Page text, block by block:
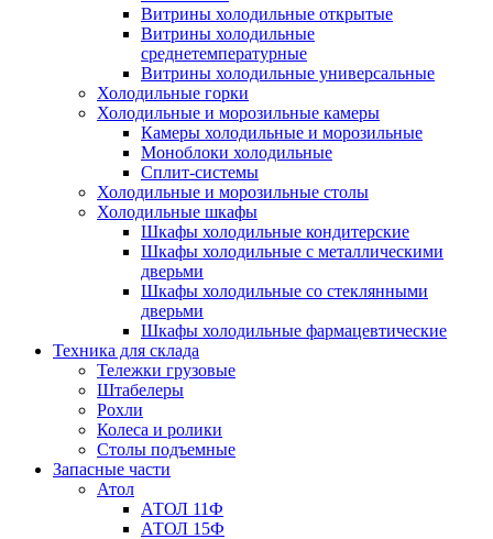
Витрины холодильные открытые
Витрины холодильные
среднетемпературные
Витрины холодильные универсальные
Холодильные горки
Холодильные и морозильные камеры
Камеры холодильные и морозильные
Моноблоки холодильные
Сплит-системы
Холодильные и морозильные столы
Холодильные шкафы
Шкафы холодильные кондитерские
Шкафы холодильные с металлическими
дверьми
Шкафы холодильные со стеклянными
дверьми
Шкафы холодильные фармацевтические
Техника для склада
Тележки грузовые
Штабелеры
Рохли
Колеса и ролики
Столы подъемные
Запасные части
Атол
АТОЛ 11Ф
АТОЛ 15Ф